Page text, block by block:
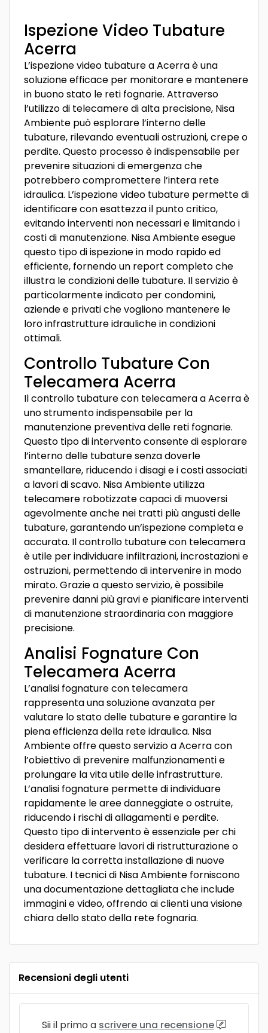
Ispezione Video Tubature
Acerra
L’ispezione video tubature a Acerra è una
soluzione efficace per monitorare e mantenere
in buono stato le reti fognarie. Attraverso
l’utilizzo di telecamere di alta precisione, Nisa
Ambiente può esplorare l’interno delle
tubature, rilevando eventuali ostruzioni, crepe o
perdite. Questo processo è indispensabile per
prevenire situazioni di emergenza che
potrebbero compromettere l’intera rete
idraulica. L’ispezione video tubature permette di
identificare con esattezza il punto critico,
evitando interventi non necessari e limitando i
costi di manutenzione. Nisa Ambiente esegue
questo tipo di ispezione in modo rapido ed
efficiente, fornendo un report completo che
illustra le condizioni delle tubature. Il servizio è
particolarmente indicato per condomini,
aziende e privati che vogliono mantenere le
loro infrastrutture idrauliche in condizioni
ottimali.
Controllo Tubature Con
Telecamera Acerra
Il controllo tubature con telecamera a Acerra è
uno strumento indispensabile per la
manutenzione preventiva delle reti fognarie.
Questo tipo di intervento consente di esplorare
l’interno delle tubature senza doverle
smantellare, riducendo i disagi e i costi associati
a lavori di scavo. Nisa Ambiente utilizza
telecamere robotizzate capaci di muoversi
agevolmente anche nei tratti più angusti delle
tubature, garantendo un’ispezione completa e
accurata. Il controllo tubature con telecamera
è utile per individuare infiltrazioni, incrostazioni e
ostruzioni, permettendo di intervenire in modo
mirato. Grazie a questo servizio, è possibile
prevenire danni più gravi e pianificare interventi
di manutenzione straordinaria con maggiore
precisione.
Analisi Fognature Con
Telecamera Acerra
L’analisi fognature con telecamera
rappresenta una soluzione avanzata per
valutare lo stato delle tubature e garantire la
piena efficienza della rete idraulica. Nisa
Ambiente offre questo servizio a Acerra con
l’obiettivo di prevenire malfunzionamenti e
prolungare la vita utile delle infrastrutture.
L’analisi fognature permette di individuare
rapidamente le aree danneggiate o ostruite,
riducendo i rischi di allagamenti e perdite.
Questo tipo di intervento è essenziale per chi
desidera effettuare lavori di ristrutturazione o
verificare la corretta installazione di nuove
tubature. I tecnici di Nisa Ambiente forniscono
una documentazione dettagliata che include
immagini e video, offrendo ai clienti una visione
chiara dello stato della rete fognaria.
Recensioni degli utenti
Sii il primo a scrivere una recensione